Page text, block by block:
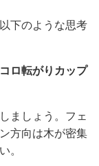
下のような思考
ロ転がりカップ
ましょう。フェ
方向は木が密集
。